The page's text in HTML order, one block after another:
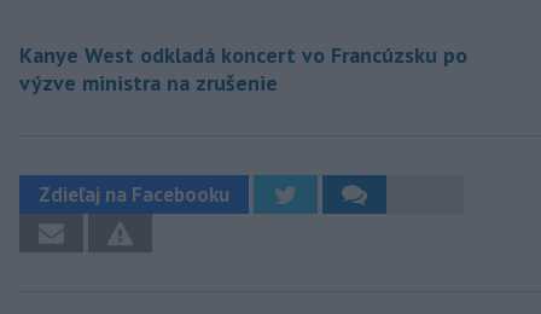
Kanye West odkladá koncert vo Francúzsku po
výzve ministra na zrušenie
Zdieľaj na Facebooku